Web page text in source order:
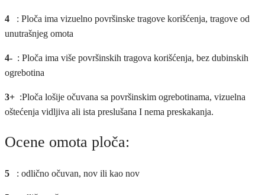
4 : Ploča ima vizuelno površinske tragove korišćenja, tragove od
unutrašnjeg omota
4- : Ploča ima više površinskih tragova korišćenja, bez dubinskih
ogrebotina
3+ :Ploča lošije očuvana sa površinskim ogrebotinama, vizuelna
oštećenja vidljiva ali ista preslušana I nema preskakanja.
Ocene omota ploča:
5 : odlično očuvan, nov ili kao nov